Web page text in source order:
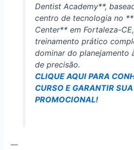
Dentist Academy**,
centro de tecnologia no
Center** em Fortaleza-
treinamento prático
dominar do planejamento
de precisão.
CLIQUE AQUI PARA
CURSO E GARANTIR
PROMOCIONAL!
—